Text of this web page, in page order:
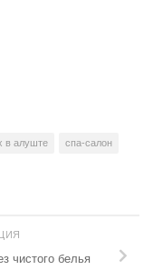
в алуште спа-салон
чистого белья